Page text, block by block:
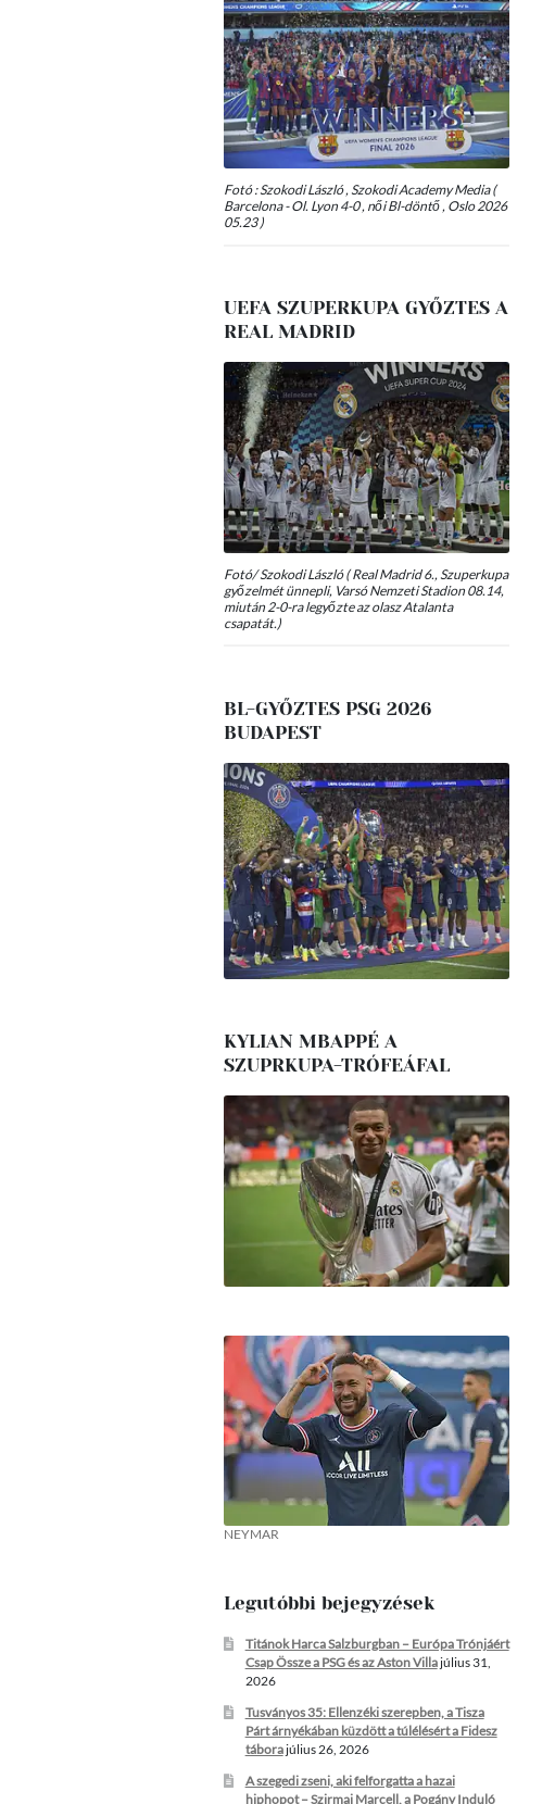
Fotó : Szokodi László , Szokodi Academy Media (
Barcelona - Ol. Lyon 4-0 , női Bl-döntő , Oslo 2026
05.23 )
UEFA SZUPERKUPA GYŐZTES A
REAL MADRID
Fotó/ Szokodi László ( Real Madrid 6., Szuperkupa
győzelmét ünnepli, Varsó Nemzeti Stadion 08.14,
miután 2-0-ra legyőzte az olasz Atalanta
csapatát.)
BL-GYŐZTES PSG 2026
BUDAPEST
KYLIAN MBAPPÉ A
SZUPRKUPA-TRÓFEÁFAL
NEYMAR
Legutóbbi bejegyzések
Titánok Harca Salzburgban – Európa Trónjáért
Csap Össze a PSG és az Aston Villajúlius 31,
2026
Tusványos 35: Ellenzéki szerepben, a Tisza
Párt árnyékában küzdött a túlélésért a Fidesz
táborajúlius 26, 2026
A szegedi zseni, aki felforgatta a hazai
hiphopot – Szirmai Marcell, a Pogány Induló